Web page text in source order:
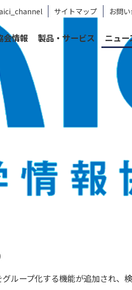
会情報 製品・サービス ニュー
サイトマップ お問
位で表示可能に
文献単位で表
ループ化する機能が追加され、